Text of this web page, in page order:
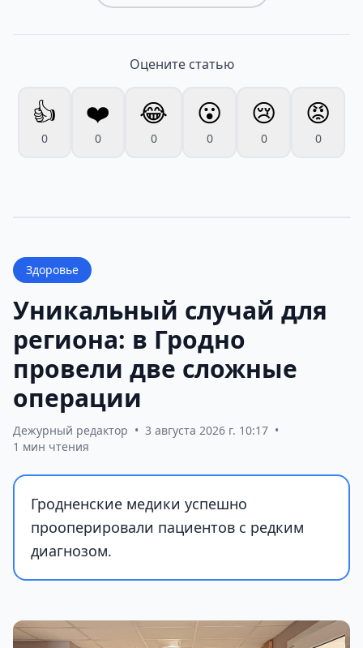
Оцените статью
👍
0
❤️
0
😂
0
😮
0
😢
0
😡
0
Здоровье
Уникальный случай для
региона: в Гродно
провели две сложные
операции
Дежурный редактор • 3 августа 2026 г. 10:17 •
1 мин чтения
Гродненские медики успешно
прооперировали пациентов с редким
диагнозом.